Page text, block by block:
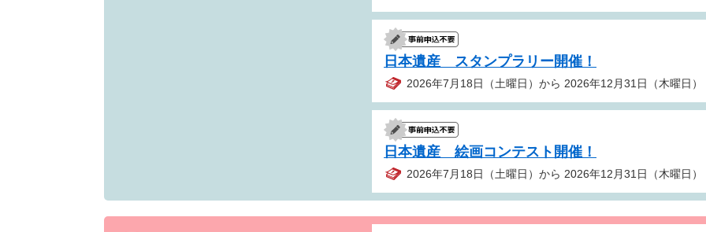
日本遺産 スタンプラリー開催！
2026年7月18日（土曜日）から 2026年12月31日（木曜日）
日本遺産 絵画コンテスト開催！
2026年7月18日（土曜日）から 2026年12月31日（木曜日）